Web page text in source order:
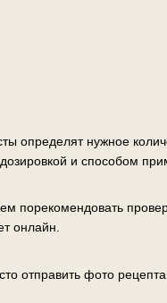
определят нужное
и способом
порекомендовать
онлайн.
отправить фото